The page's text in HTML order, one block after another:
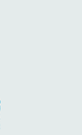
in